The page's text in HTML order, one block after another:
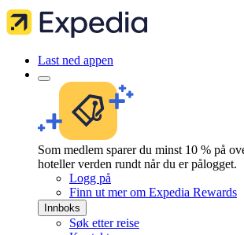
Last ned appen
Som medlem sparer du minst 10 % på
hoteller verden rundt når du er pålogget.
Logg på
Finn ut mer om Expedia Rewards
Innboks
Søk etter reise